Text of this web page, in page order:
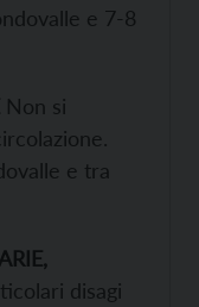
e 7-8
Non si
e tra
disagi